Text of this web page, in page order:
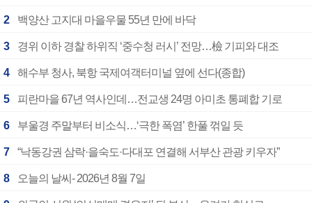
2 백양산 고지대 마을우물 55년 만에 바닥
3 경위 이하 경찰 하위직 ‘중수청 러시’ 전망…檢 기피와 대조
4 해수부 청사, 북항 국제여객터미널 옆에 선다(종합)
5 피란마을 67년 역사인데…전교생 24명 아미초 통폐합 기로
6 부울경 주말부터 비소식…‘극한 폭염’ 한풀 꺾일 듯
7 “낙동강권 삼락·을숙도·다대포 연결해 서부산 관광 키우자”
8 오늘의 날씨- 2026년 8월 7일